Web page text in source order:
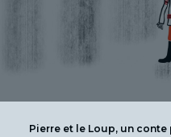
Pierre et le Loup, un